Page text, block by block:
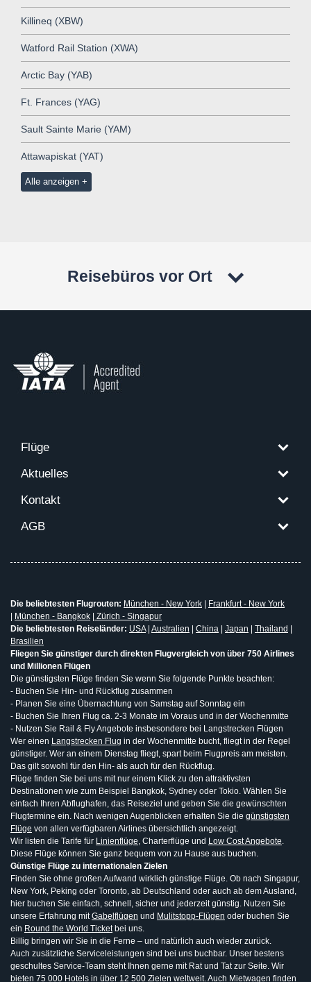
Killineq (XBW)
Watford Rail Station (XWA)
Arctic Bay (YAB)
Ft. Frances (YAG)
Sault Sainte Marie (YAM)
Attawapiskat (YAT)
Alle anzeigen
Reisebüros vor Ort
Flüge
Aktuelles
Kontakt
AGB
Die beliebtesten Flugrouten: München - New York
Frankfurt - New York
München - Bangkok
Zürich - Singapur
Die beliebtesten Reiseländer: USA| Australien China Japan Thailand
Brasilien
Fliegen Sie günstiger durch direkten Flugvergleich von über 750 Airlines
und Millionen Flügen
Die günstigsten Flüge finden Sie wenn Sie folgende Punkte beachten:
- Buchen Sie Hin- und Rückflug zusammen
- Planen Sie eine Übernachtung von Samstag auf Sonntag ein
- Buchen Sie Ihren Flug ca. 2-3 Monate im Voraus und in der Wochenmitte
- Nutzen Sie Rail & Fly Angebote insbesondere bei Langstrecken Flügen
Wer einen Langstrecken Flug in der Wochenmitte bucht, fliegt in der Regel
günstiger. Wer an einem Dienstag fliegt, spart beim Flugpreis am meisten.
Das gilt sowohl für den Hin- als auch für den Rückflug.
Flüge finden Sie bei uns mit nur einem Klick zu den attraktivsten
Destinationen wie zum Beispiel Bangkok, Sydney oder Tokio. Wählen Sie
einfach Ihren Abflughafen, das Reiseziel und geben Sie die gewünschten
Flugtermine ein. Nach wenigen Augenblicken erhalten Sie die günstigsten
Flüge von allen verfügbaren Airlines übersichtlich angezeigt.
Wir listen die Tarife für Linienflüge, Charterflüge und Low Cost Angebote.
Diese Flüge können Sie ganz bequem von zu Hause aus buchen.
Günstige Flüge zu internationalen Zielen
Finden Sie ohne großen Aufwand wirklich günstige Flüge. Ob nach Singapur,
New York, Peking oder Toronto, ab Deutschland oder auch ab dem Ausland,
hier buchen Sie einfach, schnell, sicher und jederzeit günstig. Nutzen Sie
unsere Erfahrung mitGabelflügen und Mulitstopp-Flügen oder buchen Sie
ein Round the World Ticketbei uns.
Billig bringen wir Sie in die Ferne – und natürlich auch wieder zurück.
Auch zusätzliche Serviceleistungen sind bei uns buchbar. Unser bestens
geschultes Service-Team steht Ihnen gerne mit Rat und Tat zur Seite. Wir
bieten 75 000 Hotels in über 12 500 Zielen weltweit. Auch Mietwagen finden